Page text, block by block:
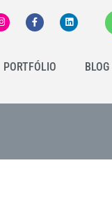
PORTFÓLIO BLOG